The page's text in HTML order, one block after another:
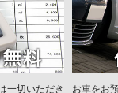
一切いただき お車をお